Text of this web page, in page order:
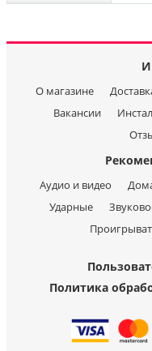
О магазине
Вакансии
Аудио и видео
Ударные
Политика